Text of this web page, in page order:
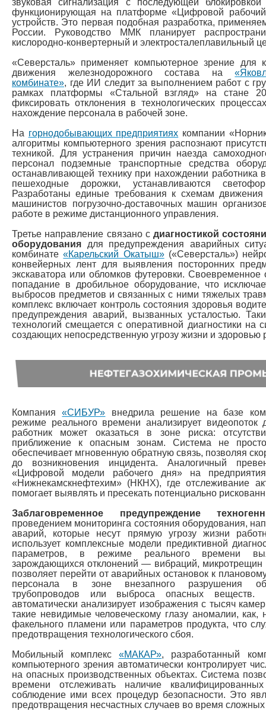
звуковая сигнализация с последующей
функционирующая на платформе «Цифровой
устройств. Это первая подобная разработка,
России. Руководство ММК планирует
кислородно-конвертерный и электросталеплавильный
«Северсталь» применяет компьютерное зрение для
движения железнодорожного состава на
комбинате», где ИИ следит за выполнением работ с
рамках платформы «Стальной взгляд» на стане
фиксировать отклонения в технологических
нахождение персонала в рабочей зоне.
На горнодобывающих предприятиях компании
алгоритмы компьютерного зрения распознают
техникой. Для устранения причин наезда
персонал подземные транспортные средства
останавливающей технику при нахождении работника
пешеходные дорожки, устанавливаются
Разработаны единые требования к схемам
машинистов погрузочно‑доставочных машин
работе в режиме дистанционного управления.
Третье направление связано с диагностикой
оборудования для предупреждения аварийных
комбинате«Карельский Окатыш»(«Северсталь»)
конвейерных лент для выявления посторонних
экскаватора или обломков футеровки.
попадание в дробильное оборудование, что
выбросов предметов и связанных с ними тяжелых
комплекс включает контроль состояния здоровья
предупреждения аварий, вызванных усталостью.
технологий смещается с оперативной диагностики на
создающих непосредственную угрозу жизни и здоровью
Компания«СИБУР» внедрила решение на базе
режиме реального времени анализирует видеопоток
работник может оказаться в зоне риска:
приближение к опасным зонам. Система не
обеспечивает мгновенную обратную связь, позволяя
до возникновения инцидента. Аналогичный
«Цифровой модели рабочего дня» на
«Нижнекамскнефтехим» (НКНХ), где отслеживание
помогает выявлять и пресекать потенциально
Заблаговременное предупреждение
проведением мониторинга состояния оборудования,
аварий, которые несут прямую угрозу жизни
использует комплексные модели предиктивной
параметров, в режиме реального времени
зарождающихся отклонений — вибраций, микротрещин
позволяет перейти от аварийных остановок к
персонала в зоне внезапного разрушения
трубопроводов или выброса опасных веществ.
автоматически анализирует изображения с тысяч
такие невидимые человеческому глазу аномалии, как,
факельного пламени или параметров продукта, что
предотвращения технологического сбоя.
Мобильный комплекс«МАКАР», разработанный
компьютерного зрения автоматически контролирует
на опасных производственных объектах. Система
времени отслеживать наличие
соблюдение ими всех процедур безопасности. Это
предотвращения несчастных случаев во время